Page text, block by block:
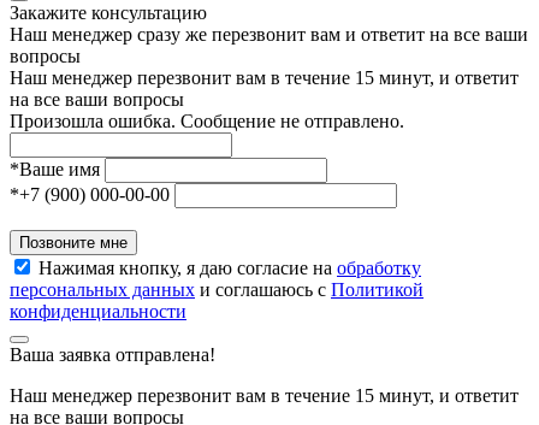
Закажите консультацию
Наш менеджер сразу же перезвонит вам и ответит на все ваши
вопросы
Наш менеджер перезвонит вам в течение 15 минут, и ответит
на все ваши вопросы
Произошла ошибка. Сообщение не отправлено.
*Ваше имя
*+7 (900) 000-00-00
Позвоните мне
Нажимая кнопку, я даю согласие на обработку
персональных данных и соглашаюсь с Политикой
конфиденциальности
Ваша заявка отправлена!
Наш менеджер перезвонит вам в течение 15 минут, и ответит
на все ваши вопросы